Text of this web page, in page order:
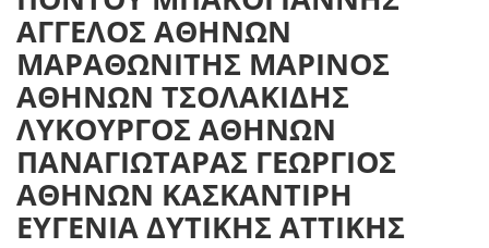
ΑΓΓΕΛΟΣ ΑΘΗΝΩΝ
ΜΑΡΑΘΩΝΙΤΗΣ ΜΑΡΙΝΟΣ
ΑΘΗΝΩΝ ΤΣΟΛΑΚΙΔΗΣ
ΛΥΚΟΥΡΓΟΣ ΑΘΗΝΩΝ
ΠΑΝΑΓΙΩΤΑΡΑΣ ΓΕΩΡΓΙΟΣ
ΑΘΗΝΩΝ ΚΑΣΚΑΝΤΙΡΗ
ΕΥΓΕΝΙΑ ΔΥΤΙΚΗΣ ΑΤΤΙΚΗΣ